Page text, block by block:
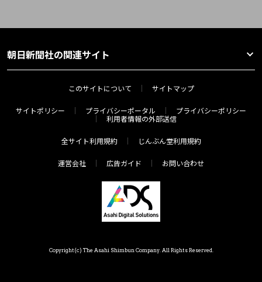
朝日新聞社の関連サイト
このサイトについて サイトマップ
サイトポリシー プライバシーポータル
プライバシーポリシー
利用者情報の外部送信
全サイト利用規約 じんぶん堂利用規約
運営会社 広告ガイド お問い合わせ
Copyright(c) The Asahi Shimbun Company. All Rights Reserved.